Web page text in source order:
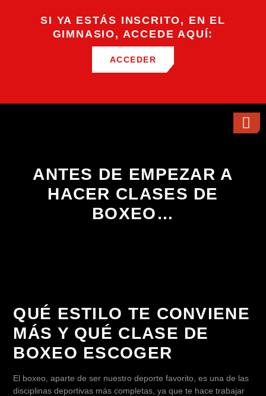
SI YA ESTÁS INSCRITO, EN EL
GIMNASIO, ACCEDE AQUÍ:
ACCEDER
ANTES DE EMPEZAR A
HACER CLASES DE
BOXEO…
QUÉ ESTILO TE CONVIENE
MÁS Y QUÉ CLASE DE
BOXEO ESCOGER
El boxeo, aparte de ser nuestro deporte favorito, es una de las
disciplinas deportivas más completas, ya que te hace trabajar